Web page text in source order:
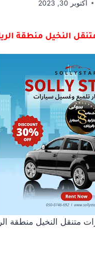
أكتوبر 30, 2023
النخيل منطقة
متنقل النخيل منطقة